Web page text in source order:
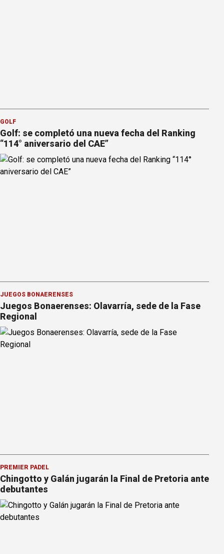
GOLF
Golf: se completó una nueva fecha del Ranking
“114° aniversario del CAE”
JUEGOS BONAERENSES
Juegos Bonaerenses: Olavarría, sede de la Fase
Regional
PREMIER PÁDEL
Chingotto y Galán jugarán la Final de Pretoria ante
debutantes